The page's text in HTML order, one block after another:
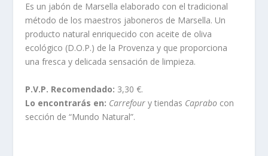
Es un jabón de Marsella elaborado con el tradicional
método de los maestros jaboneros de Marsella. Un
producto natural enriquecido con aceite de oliva
ecológico (D.O.P.) de la Provenza y que proporciona
una fresca y delicada sensación de limpieza.
P.V.P. Recomendado: 3,30 €.
Lo encontrarás en: Carrefour y tiendas Caprabo con
sección de “Mundo Natural”.